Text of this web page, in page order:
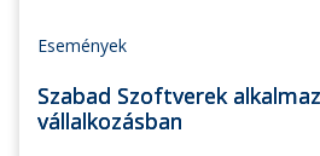
Események
Szabad Szoftverek
vállalkozásban